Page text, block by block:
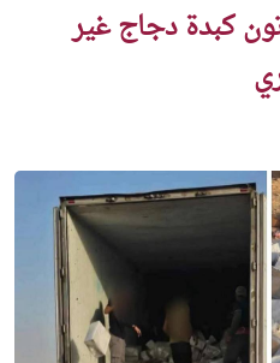
إتلاف 1500 كرتون كبدة دجاج غير